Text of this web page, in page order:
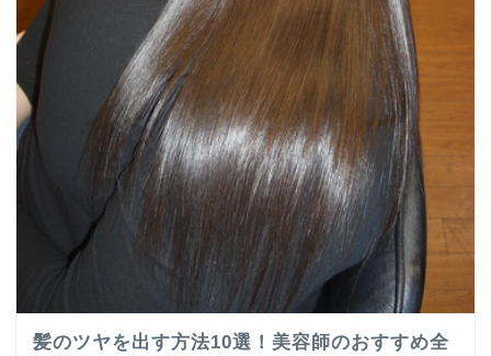
髪のツヤを出す方法10選！美容師のおすすめ全